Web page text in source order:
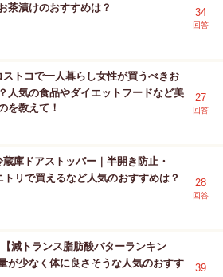
茶漬けのおすすめは？
34
回答
ストコで一人暮らし女性が買うべきお
人気の食品やダイエットフードなど美
を教えて！
27
回答
蔵庫ドアストッパー｜半開き防止・
トリで買えるなど人気のおすすめは？
28
回答
【減トランス脂肪酸バターランキン
が少なく体に良さそうな人気のおすす
39